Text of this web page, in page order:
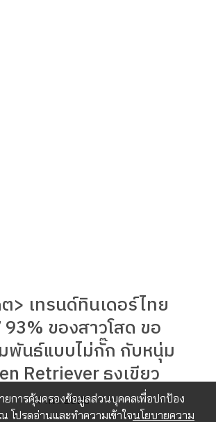
> เทรนด์ทินเดอร์ไทย
ของสาวโสด ขอ
พันธ์แบบไม่กั๊ก กับหนุ่ม
Retriever ธงเขียว
14 ก.ค. 2026
ยการคุ้มครองข้อมูลส่วนบุคคลเพื่อปกป้อง
ปรดอ่านและทำความเข้าใจนโยบายความ